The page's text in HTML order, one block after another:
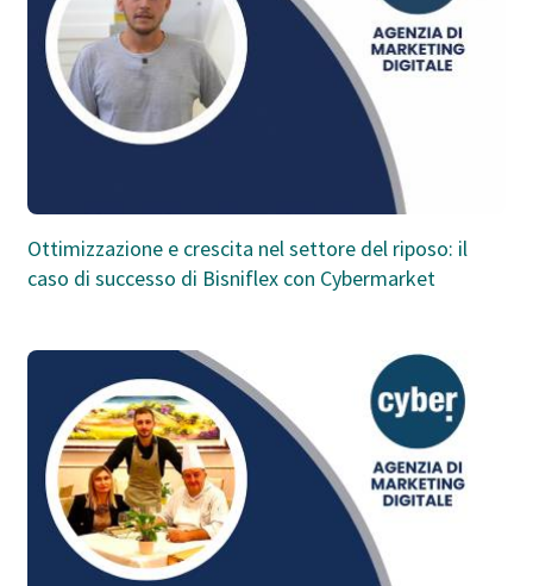
Ottimizzazione e crescita nel settore del riposo: il
caso di successo di Bisniflex con Cybermarket